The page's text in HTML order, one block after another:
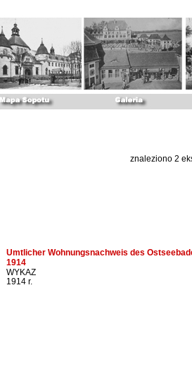
znaleziono 2
Umtlicher Wohnungsnachweis des
1914
WYKAZ
1914 r.